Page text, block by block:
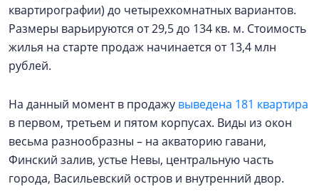
квартирографии) до четырехкомнатных вариантов.
Размеры варьируются от 29,5 до 134 кв. м. Стоимость
жилья на старте продаж начинается от 13,4 млн
рублей.
На данный момент в продажу выведена 181 квартира
в первом, третьем и пятом корпусах. Виды из окон
весьма разнообразны – на акваторию гавани,
Финский залив, устье Невы, центральную часть
города, Васильевский остров и внутренний двор.